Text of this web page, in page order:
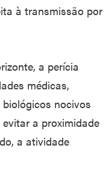
à transmissão por
a perícia
médicas,
nocivos
a proximidade
a atividade